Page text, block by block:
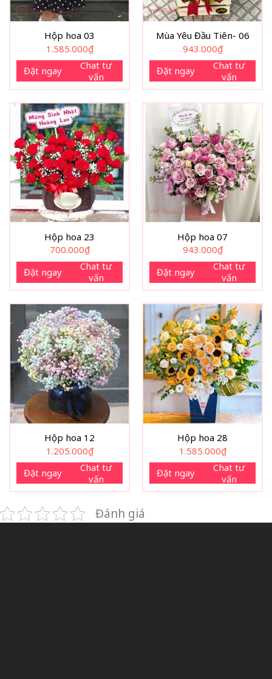
Hộp hoa 03
1.585.000₫
Đặt ngay
Chat tư
vấn
Mùa Yêu Đầu Tiên- 06
943.000₫
Đặt ngay
Chat tư
vấn
Hộp hoa 23
700.000₫
Đặt ngay
Chat tư
vấn
Hộp hoa 07
943.000₫
Đặt ngay
Chat tư
vấn
Hộp hoa 12
1.205.000₫
Đặt ngay
Chat tư
vấn
Hộp hoa 28
1.585.000₫
Đặt ngay
Chat tư
vấn
Đánh giá